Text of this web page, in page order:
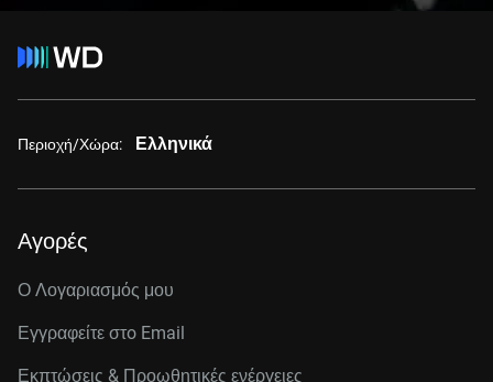
Περιοχή/Χώρα: Ελληνικά
Αγορές
Ο Λογαριασμός μου
Εγγραφείτε στo Email
Εκπτώσεις & Προωθητικές ενέργειες